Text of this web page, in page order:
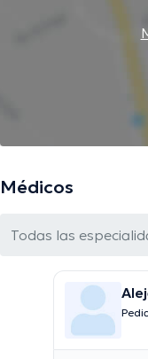
Médicos
Todas las